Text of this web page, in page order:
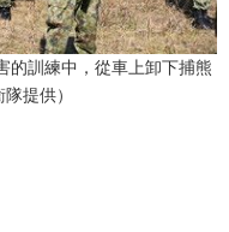
的訓練中，從車上卸下捕熊
提供）